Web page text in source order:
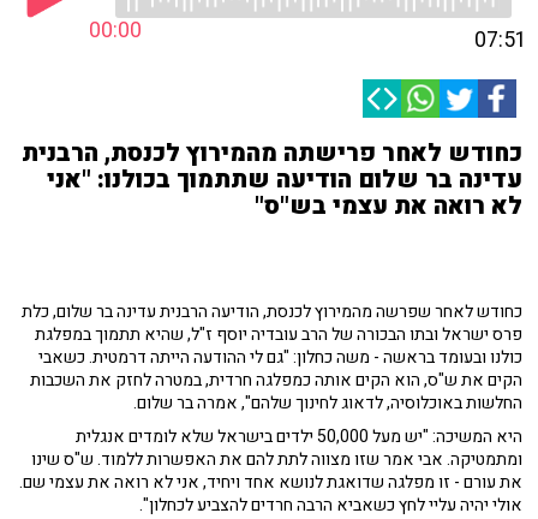
00:00 07:51
כחודש לאחר פרישתה מהמירוץ לכנסת, הרבנית
עדינה בר שלום הודיעה שתתמוך בכולנו: "אני
לא רואה את עצמי בש"ס"
כחודש לאחר שפרשה מהמירוץ לכנסת, הודיעה הרבנית עדינה בר שלום, כלת
פרס ישראל ובתו הבכורה של הרב עובדיה יוסף ז"ל, שהיא תתמוך במפלגת
כולנו ובעומד בראשה - משה כחלון: "גם לי ההודעה הייתה דרמטית. כשאבי
הקים את ש"ס, הוא הקים אותה כמפלגה חרדית, במטרה לחזק את השכבות
החלשות באוכלוסיה, לדאוג לחינוך שלהם", אמרה בר שלום.
היא המשיכה: "יש מעל 50,000 ילדים בישראל שלא לומדים אנגלית
ומתמטיקה. אבי אמר שזו מצווה לתת להם את האפשרות ללמוד. ש"ס שינו
את עורם - זו מפלגה שדואגת לנושא אחד ויחיד, אני לא רואה את עצמי שם.
אולי יהיה עליי לחץ כשאביא הרבה חרדים להצביע לכחלון".